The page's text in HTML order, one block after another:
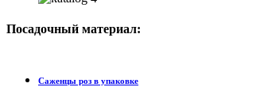
Посадочный материал:
Саженцы роз в упаковке